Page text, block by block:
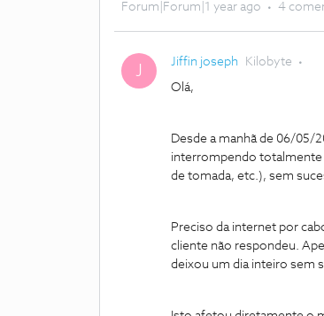
Forum|Forum|1 year ago 4
J Jiffin joseph Kilobyte
Olá,
Desde a manhã de 06/05/
interrompendo totalmente
de tomada, etc.), sem
Preciso da internet por
cliente não respondeu.
deixou um dia inteiro sem